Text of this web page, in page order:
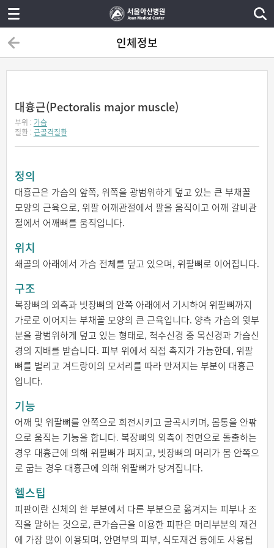
인체정보
대흉근(Pectoralis major muscle)
부위 : 가슴
질환 : 근골격질환
정의
대흉근은 가슴의 앞쪽, 위쪽을 광범위하게 덮고 있는 큰 부채꼴
모양의 근육으로, 위팔 어깨관절에서 팔을 움직이고 어깨 갈비관
절에서 어깨뼈를 움직입니다.
위치
쇄골의 아래에서 가슴 전체를 덮고 있으며, 위팔뼈로 이어집니다.
구조
복장뼈의 외측과 빗장뼈의 안쪽 아래에서 기시하여 위팔뼈까지
가로로 이어지는 부채꼴 모양의 큰 근육입니다. 양측 가슴의 윗부
분을 광범위하게 덮고 있는 형태로, 척수신경 중 목신경과 가슴신
경의 지배를 받습니다. 피부 위에서 직접 촉지가 가능한데, 위팔
뼈를 벌리고 겨드랑이의 모서리를 따라 만져지는 부분이 대흉근
입니다.
기능
어깨 및 위팔뼈를 안쪽으로 회전시키고 굴곡시키며, 몸통을 안팎
으로 움직는 기능을 합니다. 복장뼈의 외측이 전면으로 돌출하는
경우 대흉근에 의해 위팔뼈가 펴지고, 빗장뼈의 머리가 몸 안쪽으
로 굽는 경우 대흉근에 의해 위팔뼈가 당겨집니다.
헬스팁
피판이란 신체의 한 부분에서 다른 부분으로 옮겨지는 피부나 조
직을 말하는 것으로, 큰가슴근을 이용한 피판은 머리부분의 재건
에 가장 많이 이용되며, 안면부의 피부, 식도재건 등에도 사용됩